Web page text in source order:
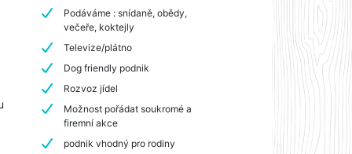
Podáváme : snídaně, obědy,
večeře, koktejly
Televize/plátno
Dog friendly podnik
Rozvoz jídel
Možnost pořádat soukromé a
firemní akce
podnik vhodný pro rodiny